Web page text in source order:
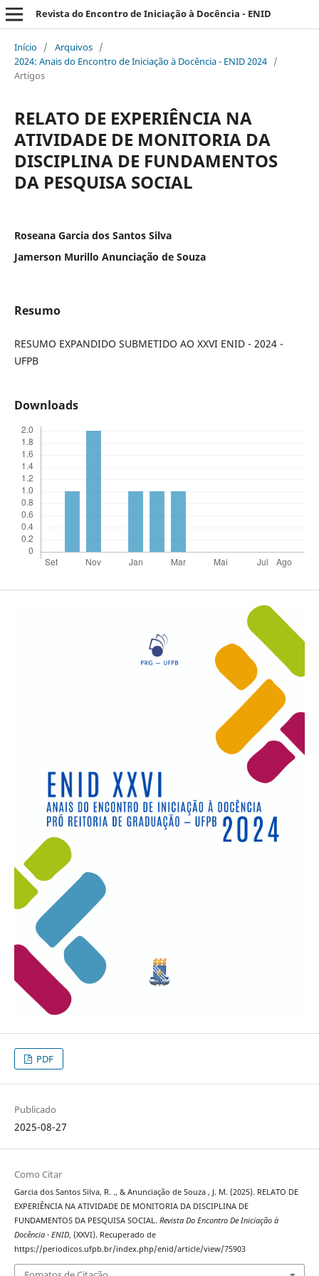
Revista do Encontro de Iniciação à Docência - ENID
Início / Arquivos /
2024: Anais do Encontro de Iniciação à Docência - ENID 2024 /
Artigos
RELATO DE EXPERIÊNCIA NA
ATIVIDADE DE MONITORIA DA
DISCIPLINA DE FUNDAMENTOS
DA PESQUISA SOCIAL
Roseana Garcia dos Santos Silva
Jamerson Murillo Anunciação de Souza
Resumo
RESUMO EXPANDIDO SUBMETIDO AO XXVI ENID - 2024 -
UFPB
Downloads
PDF
Publicado
2025-08-27
Como Citar
Garcia dos Santos Silva, R. ., & Anunciação de Souza , J. M. (2025). RELATO DE
EXPERIÊNCIA NA ATIVIDADE DE MONITORIA DA DISCIPLINA DE
FUNDAMENTOS DA PESQUISA SOCIAL. Revista Do Encontro De Iniciação à
Docência - ENID, (XXVI). Recuperado de
https://periodicos.ufpb.br/index.php/enid/article/view/75903